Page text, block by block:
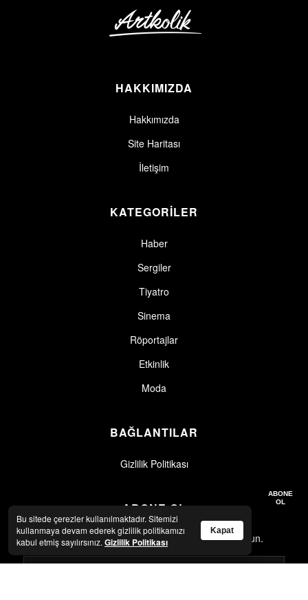
HAKKIMIZDA
Hakkımızda
Site Haritası
İletişim
KATEGORİLER
Haber
Sergiler
Tiyatro
Sinema
Röportajlar
Etkinlik
Moda
BAĞLANTILAR
Gizlilik Politikası
ABONE OL
En son haberler ve güncellemeler için abone olun.
ABONE
OL
Bu sitede çerezler kullanılmaktadır. Sitemizi
kullanmaya devam ederek gizlilik politikamızı
kabul etmiş sayılırsınız. Gizlilik Politikası
Kapat